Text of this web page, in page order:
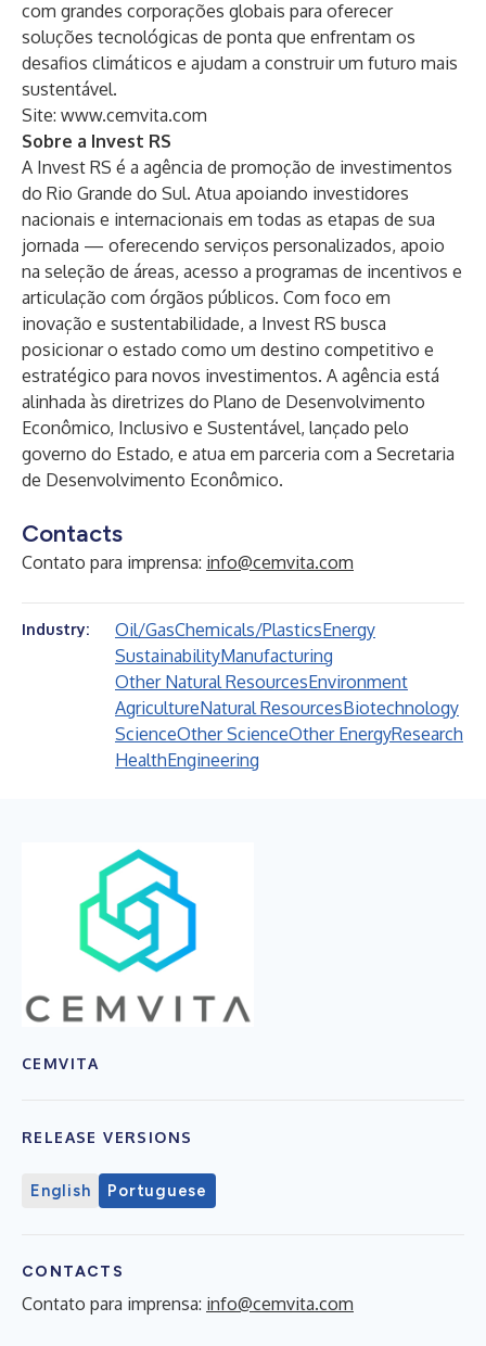
com grandes corporações globais para oferecer
soluções tecnológicas de ponta que enfrentam os
desafios climáticos e ajudam a construir um futuro mais
sustentável.
Site: www.cemvita.com
Sobre a Invest RS
A Invest RS é a agência de promoção de investimentos
do Rio Grande do Sul. Atua apoiando investidores
nacionais e internacionais em todas as etapas de sua
jornada — oferecendo serviços personalizados, apoio
na seleção de áreas, acesso a programas de incentivos e
articulação com órgãos públicos. Com foco em
inovação e sustentabilidade, a Invest RS busca
posicionar o estado como um destino competitivo e
estratégico para novos investimentos. A agência está
alinhada às diretrizes do Plano de Desenvolvimento
Econômico, Inclusivo e Sustentável, lançado pelo
governo do Estado, e atua em parceria com a Secretaria
de Desenvolvimento Econômico.
Contacts
Contato para imprensa: info@cemvita.com
Industry: Oil/GasChemicals/PlasticsEnergy
SustainabilityManufacturing
Other Natural ResourcesEnvironment
AgricultureNatural ResourcesBiotechnology
ScienceOther ScienceOther EnergyResearch
HealthEngineering
CEMVITA
RELEASE VERSIONS
English Portuguese
CONTACTS
Contato para imprensa: info@cemvita.com